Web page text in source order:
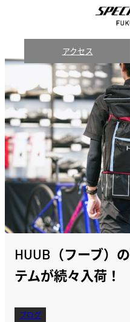
アクセス
HUUB（フーブ）
テムが続々入荷！
ブログ